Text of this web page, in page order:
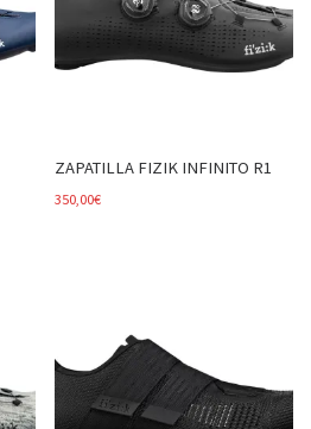
ZAPATILLA FIZIK INFINITO R1
350,00€